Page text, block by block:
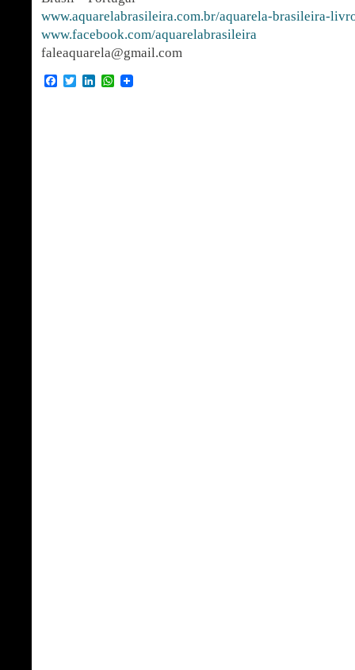
www.aquarelabrasileira.com.br/aquarela-brasileira-
www.facebook.com/aquarelabrasileira
faleaquarela@gmail.com
Facebook
TwitterLinkedInWhatsApp